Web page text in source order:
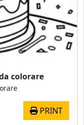
colorare
PRINT